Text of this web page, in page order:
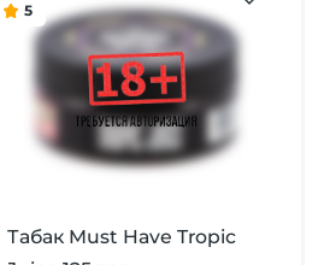
5
Табак Must Have Tropic